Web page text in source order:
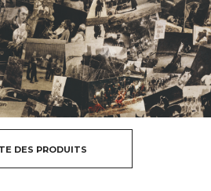
DES PRODUITS